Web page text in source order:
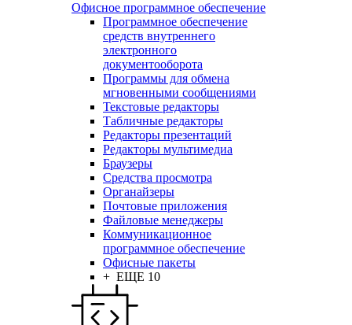
Офисное программное обеспечение
Программное обеспечение
средств внутреннего
электронного
документооборота
Программы для обмена
мгновенными сообщениями
Текстовые редакторы
Табличные редакторы
Редакторы презентаций
Редакторы мультимедиа
Браузеры
Средства просмотра
Органайзеры
Почтовые приложения
Файловые менеджеры
Коммуникационное
программное обеспечение
Офисные пакеты
+ ЕЩЕ 10